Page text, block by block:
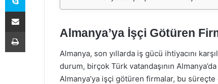
Almanya’ya İşçi Götüren
Almanya, son yıllarda iş gücü ihtiyacını
durum, birçok Türk vatandaşının
Almanya’ya işçi götüren firmalar, bu
E-Posta ile paylaş